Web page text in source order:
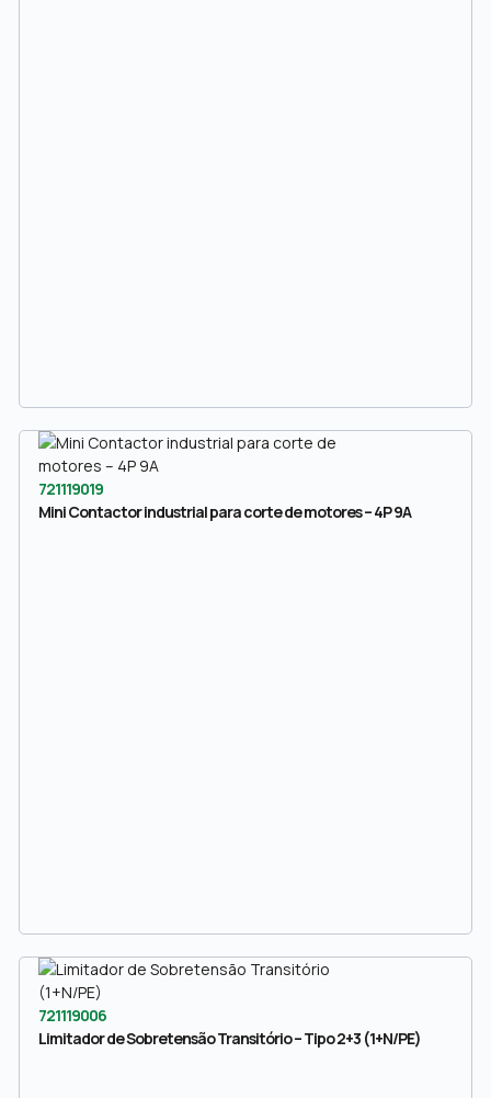
721119019
Mini Contactor industrial para corte de motores – 4P 9A
721119006
Limitador de Sobretensão Transitório – Tipo 2+3 (1+N/PE)